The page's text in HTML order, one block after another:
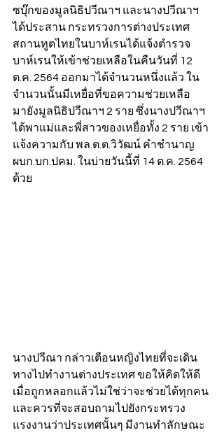
ซบุ๊กของมูลนิธิปวีณาฯ และนางปวีณาฯ
ได้ประสาน กระทรวงการต่างประเทศ
สถานทูตไทยในบาห์เรนได้แจ้งตำรวจ
บาห์เรนให้เข้าช่วยเหลือในคืนวันที่ 12
ต.ค. 2564 ออกมาได้จำนวนหนึ่งแล้ว ใน
จำนวนนั้นมีเหยื่อที่ขอความช่วยเหลือ
มายังมูลนิธิปวีณาฯ 2 ราย ซึ่งนางปวีณาฯ
ได้พาแม่และพี่สาวของเหยื่อทั้ง 2 ราย เข้า
แจ้งความกับ พล.ต.ต.วิวัฒน์ คำชำนาญ
ผบก.บก.ปคม. ในบ่ายวันนี้ที่ 14 ต.ค. 2564
ด้วย
นางปวีณา กล่าวเตือนหญิงไทยที่จะเดิน
ทางไปทำงานต่างประเทศ ขอให้คิดให้ดี
เมื่อถูกหลอกแล้วไม่ใช่ว่าจะช่วยได้ทุกคน
และควรที่จะสอบถามไปยังกระทรวง
แรงงานว่าประเทศนั้นๆ มีงานทำลักษณะ